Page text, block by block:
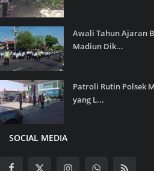
Awali Tahun Ajaran
Madiun Dik...
Patroli Rutin Polsek
yang L...
SOCIAL MEDIA